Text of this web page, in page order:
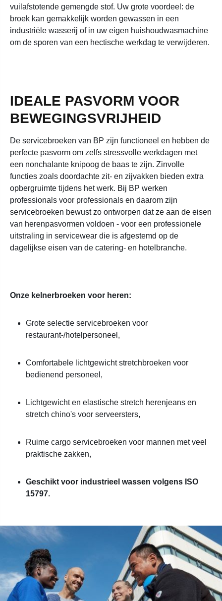
vuilafstotende gemengde stof. Uw grote voordeel: de
broek kan gemakkelijk worden gewassen in een
industriële wasserij of in uw eigen huishoudwasmachine
om de sporen van een hectische werkdag te verwijderen.
IDEALE PASVORM VOOR
BEWEGINGSVRIJHEID
De servicebroeken van BP zijn functioneel en hebben de
perfecte pasvorm om zelfs stressvolle werkdagen met
een nonchalante knipoog de baas te zijn. Zinvolle
functies zoals doordachte zit- en zijvakken bieden extra
opbergruimte tijdens het werk. Bij BP werken
professionals voor professionals en daarom zijn
servicebroeken bewust zo ontworpen dat ze aan de eisen
van herenpasvormen voldoen - voor een professionele
uitstraling in servicewear die is afgestemd op de
dagelijkse eisen van de catering- en hotelbranche.
Onze kelnerbroeken voor heren:
Grote selectie servicebroeken voor
restaurant-/hotelpersoneel,
Comfortabele lichtgewicht stretchbroeken voor
bedienend personeel,
Lichtgewicht en elastische stretch herenjeans en
stretch chino's voor serveersters,
Ruime cargo servicebroeken voor mannen met veel
praktische zakken,
Geschikt voor industrieel wassen volgens ISO
15797.